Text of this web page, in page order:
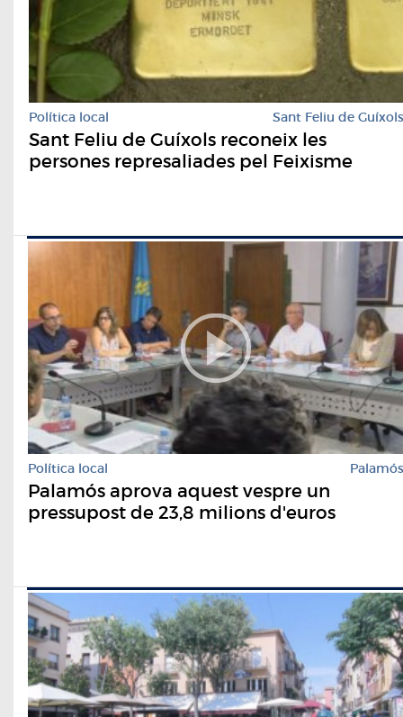
Política local Sant Feliu de Guíxols
Sant Feliu de Guíxols reconeix les
persones represaliades pel Feixisme
Política local Palamós
Palamós aprova aquest vespre un
pressupost de 23,8 milions d'euros